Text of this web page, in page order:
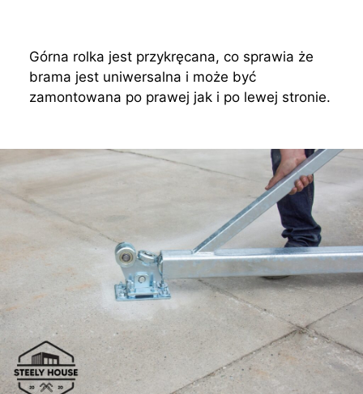
Górna rolka jest przykręcana, co sprawia że
brama jest uniwersalna i może być
zamontowana po prawej jak i po lewej stronie.